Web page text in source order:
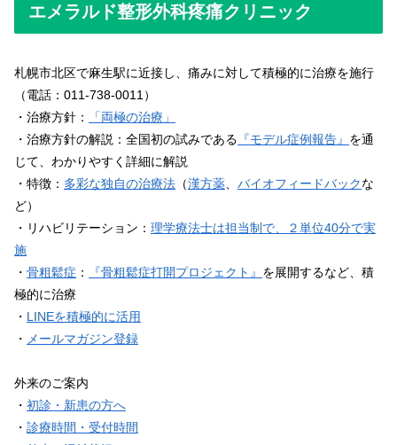
エメラルド整形外科疼痛クリニック
札幌市北区で麻生駅に近接し、痛みに対して積極的に治療を施行
（電話：011-738-0011）
・治療方針：
「両極の治療」
・治療方針の解説：全国初の試みである 『モデル症例報告』 を通
じて、わかりやすく詳細に解説
・特徴： 多彩な独自の治療法 （漢方薬 バイオフィードバックな
ど）
・リハビリテーション： 理学療法士は担当制で、２単位40分で実
施
・ 骨粗鬆症 ： 『骨粗鬆症打開プロジェクト』 を展開するなど、積
極的に治療
・ LINEを積極的に活用
・ メールマガジン登録
外来のご案内
・ 初診・新患の方へ
・ 診療時間・受付時間